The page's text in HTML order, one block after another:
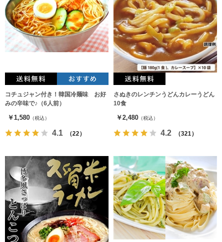
コチュジャン付き！韓国冷麺味 お好
みの辛味で♪（6人前）
￥1,580 （税込）
4.1 （22）
さぬきのレンチンうどんカレーうどん
10食
￥2,480 （税込）
4.2 （321）